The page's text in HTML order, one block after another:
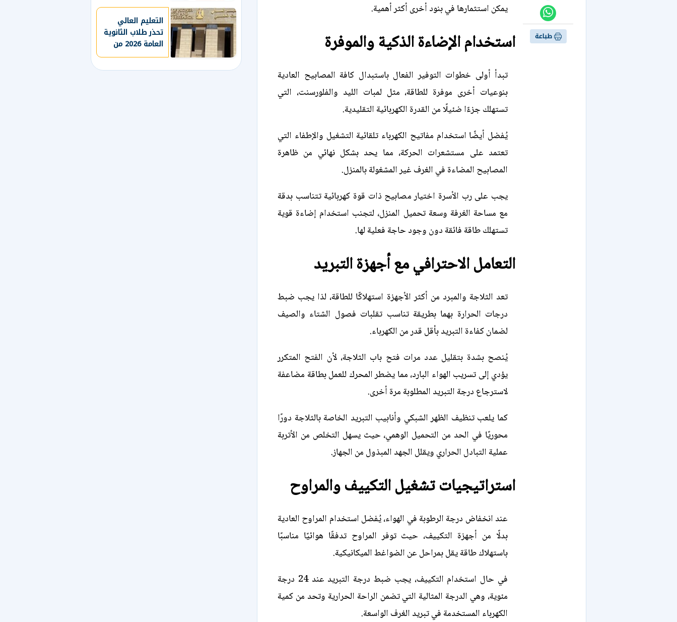
طباعة
يمكن استثمارها في بنود أخرى أكثر أهمية.
استخدام الإضاءة الذكية والموفرة
تبدأ أولى خطوات التوفير الفعال باستبدال كافة المصابيح العادية
بنوعيات أخرى موفرة للطاقة، مثل لمبات الليد والفلورسنت، التي
تستهلك جزءًا ضئيلًا من القدرة الكهربائية التقليدية.
يُفضل أيضًا استخدام مفاتيح الكهرباء تلقائية التشغيل والإطفاء التي
تعتمد على مستشعرات الحركة، مما يحد بشكل نهائي من ظاهرة
المصابيح المضاءة في الغرف غير المشغولة بالمنزل.
يجب على رب الأسرة اختيار مصابيح ذات قوة كهربائية تتناسب بدقة
مع مساحة الغرفة وسعة تحميل المنزل، لتجنب استخدام إضاءة قوية
تستهلك طاقة فائقة دون وجود حاجة فعلية لها.
التعامل الاحترافي مع أجهزة التبريد
تعد الثلاجة والمبرد من أكثر الأجهزة استهلاكًا للطاقة، لذا يجب ضبط
درجات الحرارة بهما بطريقة تناسب تقلبات فصول الشتاء والصيف
لضمان كفاءة التبريد بأقل قدر من الكهرباء.
يُنصح بشدة بتقليل عدد مرات فتح باب الثلاجة، لأن الفتح المتكرر
يؤدي إلى تسريب الهواء البارد، مما يضطر المحرك للعمل بطاقة مضاعفة
لاسترجاع درجة التبريد المطلوبة مرة أخرى.
كما يلعب تنظيف الظهر الشبكي وأنابيب التبريد الخاصة بالثلاجة دورًا
محوريًا في الحد من التحميل الوهمي، حيث يسهل التخلص من الأتربة
عملية التبادل الحراري ويقلل الجهد المبذول من الجهاز.
استراتيجيات تشغيل التكييف والمراوح
عند انخفاض درجة الرطوبة في الهواء، يُفضل استخدام المراوح العادية
بدلًا من أجهزة التكييف، حيث توفر المراوح تدفقًا هوائيًا مناسبًا
باستهلاك طاقة يقل بمراحل عن الضواغط الميكانيكية.
في حال استخدام التكييف، يجب ضبط درجة التبريد عند 24 درجة
مئوية، وهي الدرجة المثالية التي تضمن الراحة الحرارية وتحد من كمية
الكهرباء المستخدمة في تبريد الغرف الواسعة.
التعليم العالي
تحذر طلاب الثانوية
العامة 2026 من
مشاركة الرقم
السري للتنسيق